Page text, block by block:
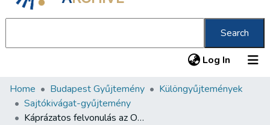
Search
Log In (current)
Communities & Collections
All of DSpace
Home Budapest Gyűjtemény
Különgyűjtemények
Sajtókivágat-gyűjtemény
Káprázatos felvonulás az Operaház előtt